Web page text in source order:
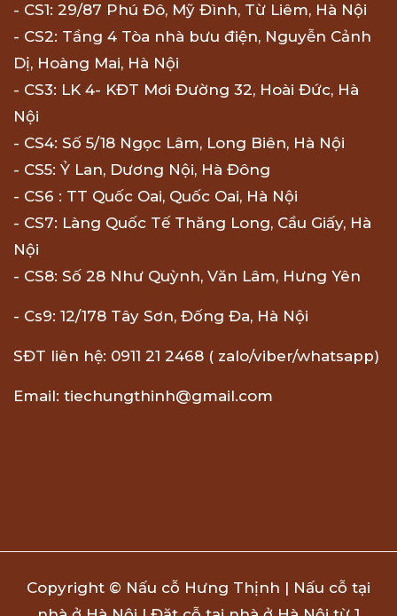
- CS1: 29/87 Phú Đô, Mỹ Đình, Từ Liêm, Hà Nội
- CS2: Tầng 4 Tòa nhà bưu điện, Nguyễn Cảnh
Dị, Hoàng Mai, Hà Nội
- CS3: LK 4- KĐT Mơi Đường 32, Hoài Đức, Hà
Nội
- CS4: Số 5/18 Ngọc Lâm, Long Biên, Hà Nội
- CS5: Ỷ Lan, Dương Nội, Hà Đông
- CS6 : TT Quốc Oai, Quốc Oai, Hà Nội
- CS7: Làng Quốc Tế Thăng Long, Cầu Giấy, Hà
Nội
- CS8: Số 28 Như Quỳnh, Văn Lâm, Hưng Yên
- Cs9: 12/178 Tây Sơn, Đống Đa, Hà Nội
SĐT liên hệ: 0911 21 2468 ( zalo/viber/whatsapp)
Email: tiechungthinh@gmail.com
Copyright © Nấu cỗ Hưng Thịnh | Nấu cỗ tại